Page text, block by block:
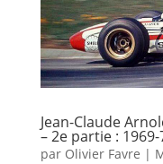
Jean-Claude
– 2e partie : 1969-
par Olivier Favre |